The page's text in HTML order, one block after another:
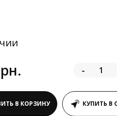
-
В КОРЗИНУ КУПИТЬ В